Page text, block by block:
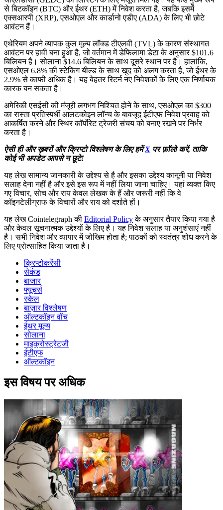
से बिटकॉइन (BTC) और ईथर (ETH) में निवेश करता है, जबकि इसमें
एक्सआरपी (XRP), एसओएल और कार्डानो एडीए (ADA) के लिए भी छोटे
आवंटन हैं।
एथेरियम अपने व्यापक कुल मूल्य लॉक्ड टीएलवी (TVL) के कारण संस्थागत
आवंटन पर हावी बना हुआ है, जो वर्तमान में डेफिलामा डेटा के अनुसार $101.6
बिलियन है। सोलाना $14.6 बिलियन के साथ दूसरे स्थान पर है। हालांकि,
एसओएल 6.8% की स्टेकिंग यील्ड के साथ खुद को अलग करता है, जो ईथर के
2.9% से काफी अधिक है। यह बेहतर रिटर्न नए निवेशकों के लिए एक निर्णायक
कारक बन सकता है।
अमेरिकी एसईसी की मंजूरी लगभग निश्चित होने के साथ, एसओएल का $300
का रास्ता प्रतिस्पर्धी आलटकोइन लॉन्च के बावजूद ईटीएफ निवेश प्रवाह को
आकर्षित करने और स्थिर कॉर्पोरेट ट्रेजरी संचय को बनाए रखने पर निर्भर
करता है।
ऐसी ही और ख़बरों और क्रिप्टो विश्लेषण के लिए हमेंX पर फ़ॉलो करें, ताकि
कोई भी अपडेट आपसे न छूटे!
यह लेख सामान्य जानकारी के उद्देश्य से है और इसका उद्देश्य कानूनी या निवेश
सलाह देना नहीं है और इसे इस रूप में नहीं लिया जाना चाहिए। यहां व्यक्त किए
गए विचार, सोच और राय केवल लेखक के हैं और जरूरी नहीं कि वे
कॉइनटेलीग्राफ के विचारों और राय को दर्शाते हों।
यह लेख Cointelegraph की Editorial Policyके अनुसार तैयार किया गया है
और केवल सूचनात्मक उद्देश्यों के लिए है। यह निवेश सलाह या अनुशंसाएं नहीं
है। सभी निवेश और व्यापार में जोखिम होता है; पाठकों को स्वतंत्र शोध करने के
लिए प्रोत्साहित किया जाता है।
क्रिप्टोकरेंसी
सेकंड
बाजार
फ्यूचर्स
स्केल
बाज़ार विश्लेषण
ऑल्टकॉइन वॉच
ईथर मूल्य
सोलाना
माइक्रोस्ट्रेटजी
ईटीएफ
ऑल्टकॉइन
इस विषय पर अधिक